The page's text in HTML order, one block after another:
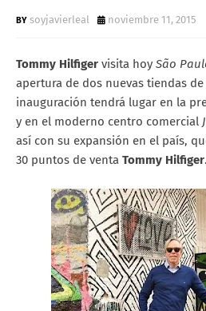
soyjavierleal noviembre 11, 2015
Tommy Hilfiger visita hoy São
apertura de dos nuevas tiendas
inauguración tendrá lugar en la
y en el moderno centro comercial
así con su expansión en el país,
30 puntos de venta Tommy Hilfiger.